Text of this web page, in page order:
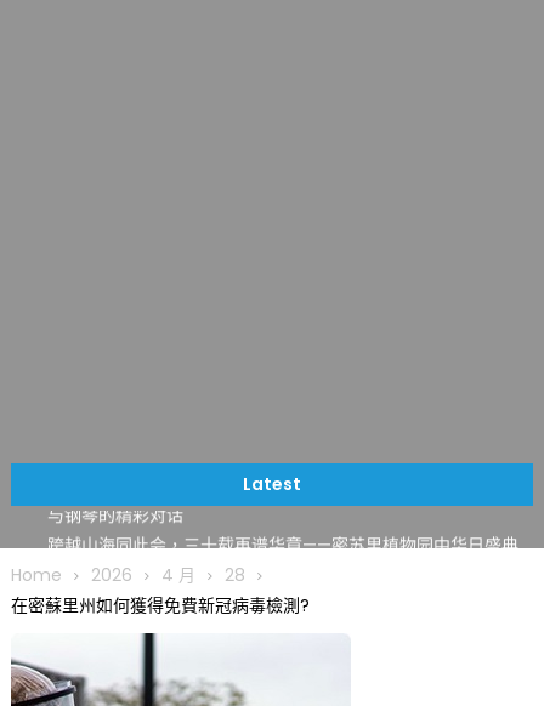
Latest
筝声与琴韵交汇：刘励(Li Statler)与钢琴家Darek演绎一场古筝
与钢琴的精彩对话
跨越山海同此会，三十载再谱华章——密苏里植物园中华日盛典
圆满举行
圣路易龙舟俱乐部5月16日龙舟体验日 邀请各界亲身体验划行乐
执掌密苏里植物园近四十年 致力推动全球植物多样性研究与中美
Home 2026 4 月
28
在密蘇里州如何獲得免費新冠病毒檢測?